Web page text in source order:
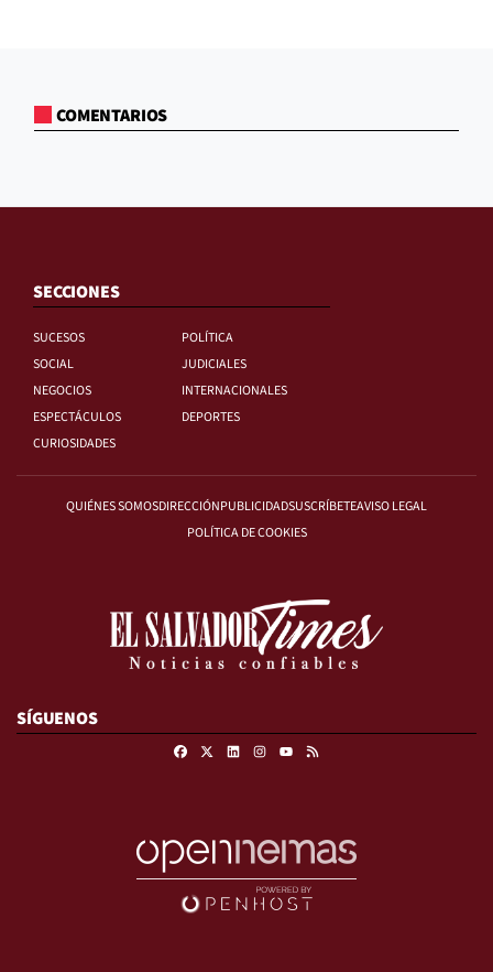
COMENTARIOS
SECCIONES
SUCESOS
POLÍTICA
SOCIAL
JUDICIALES
NEGOCIOS
INTERNACIONALES
ESPECTÁCULOS
DEPORTES
CURIOSIDADES
QUIÉNES SOMOSDIRECCIÓNPUBLICIDADSUSCRÍBETEAVISO LEGAL
POLÍTICA DE COOKIES
SÍGUENOS
FacebookLinkedinInstagram